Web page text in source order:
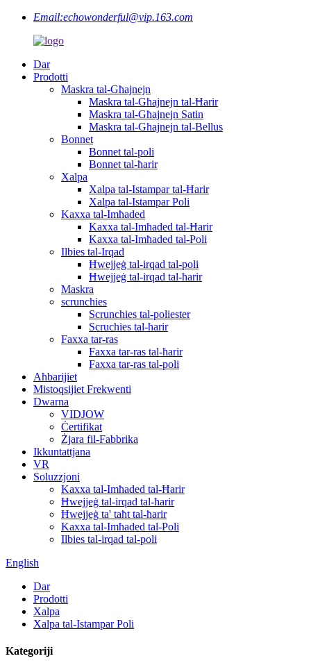
Email:echowonderful@vip.163.com
Dar
Prodotti
Maskra tal-Għajnejn
Maskra tal-Għajnejn tal-Ħarir
Maskra tal-Għajnejn Satin
Maskra tal-Għajnejn tal-Bellus
Bonnet
Bonnet tal-poli
Bonnet tal-ħarir
Xalpa
Xalpa tal-Istampar tal-Ħarir
Xalpa tal-Istampar Poli
Kaxxa tal-Imħaded
Kaxxa tal-Imħaded tal-Ħarir
Kaxxa tal-Imħaded tal-Poli
Ilbies tal-Irqad
Ħwejjeġ tal-irqad tal-poli
Ħwejjeġ tal-irqad tal-ħarir
Maskra
scrunchies
Scrunchies tal-poliester
Scruchies tal-ħarir
Faxxa tar-ras
Faxxa tar-ras tal-ħarir
Faxxa tar-ras tal-poli
Aħbarijiet
Mistoqsijiet Frekwenti
Dwarna
VIDJOW
Ċertifikat
Żjara fil-Fabbrika
Ikkuntattjana
VR
Soluzzjoni
Kaxxa tal-Imħaded tal-Ħarir
Ħwejjeġ tal-irqad tal-ħarir
Ħwejjeġ ta' taħt tal-ħarir
Kaxxa tal-Imħaded tal-Poli
Ilbies tal-irqad tal-poli
English
Dar
Prodotti
Xalpa
Xalpa tal-Istampar Poli
Kategoriji